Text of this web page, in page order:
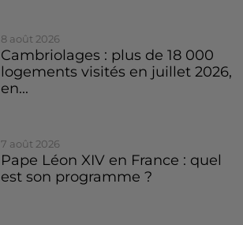
8 août 2026
Cambriolages : plus de 18 000
logements visités en juillet 2026,
en...
7 août 2026
Pape Léon XIV en France : quel
est son programme ?